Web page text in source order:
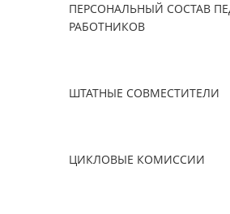
ПЕРСОНАЛЬНЫЙ СОСТАВ
РАБОТНИКОВ
ШТАТНЫЕ СОВМЕСТИТЕЛИ
ЦИКЛОВЫЕ КОМИССИИ